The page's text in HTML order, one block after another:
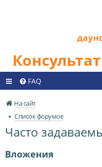
FAQ
На сайт
Список форумов
Часто
Вложения